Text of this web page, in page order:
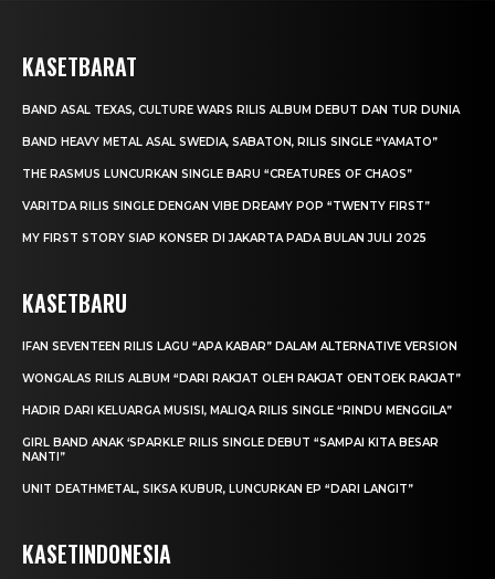
KASETBARAT
BAND ASAL TEXAS, CULTURE WARS RILIS ALBUM DEBUT DAN TUR DUNIA
BAND HEAVY METAL ASAL SWEDIA, SABATON, RILIS SINGLE “YAMATO”
THE RASMUS LUNCURKAN SINGLE BARU “CREATURES OF CHAOS”
VARITDA RILIS SINGLE DENGAN VIBE DREAMY POP “TWENTY FIRST”
MY FIRST STORY SIAP KONSER DI JAKARTA PADA BULAN JULI 2025
KASETBARU
IFAN SEVENTEEN RILIS LAGU “APA KABAR” DALAM ALTERNATIVE VERSION
WONGALAS RILIS ALBUM “DARI RAKJAT OLEH RAKJAT OENTOEK RAKJAT”
HADIR DARI KELUARGA MUSISI, MALIQA RILIS SINGLE “RINDU MENGGILA”
GIRL BAND ANAK ‘SPARKLE’ RILIS SINGLE DEBUT “SAMPAI KITA BESAR
NANTI”
UNIT DEATHMETAL, SIKSA KUBUR, LUNCURKAN EP “DARI LANGIT”
KASETINDONESIA